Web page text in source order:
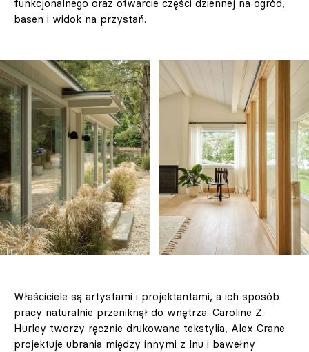
funkcjonalnego oraz otwarcie części dziennej na ogród,
basen i widok na przystań.
Właściciele są artystami i projektantami, a ich sposób
pracy naturalnie przeniknął do wnętrza. Caroline Z.
Hurley tworzy ręcznie drukowane tekstylia, Alex Crane
projektuje ubrania między innymi z lnu i bawełny